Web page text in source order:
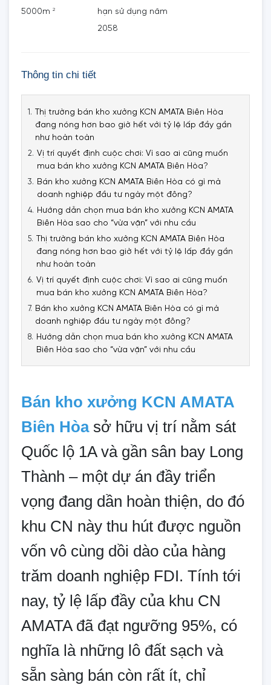
5000m 2
hạn sử dụng năm
2058
Thông tin chi tiết
Thị trường bán kho xưởng KCN AMATA Biên Hòa
đang nóng hơn bao giờ hết với tỷ lệ lấp đầy gần
như hoàn toàn
Vị trí quyết định cuộc chơi: Vì sao ai cũng muốn
mua bán kho xưởng KCN AMATA Biên Hòa?
Bán kho xưởng KCN AMATA Biên Hòa có gì mà
doanh nghiệp đầu tư ngày một đông?
Hướng dẫn chọn mua bán kho xưởng KCN AMATA
Biên Hòa sao cho “vừa vặn” với nhu cầu
Thị trường bán kho xưởng KCN AMATA Biên Hòa
đang nóng hơn bao giờ hết với tỷ lệ lấp đầy gần
như hoàn toàn
Vị trí quyết định cuộc chơi: Vì sao ai cũng muốn
mua bán kho xưởng KCN AMATA Biên Hòa?
Bán kho xưởng KCN AMATA Biên Hòa có gì mà
doanh nghiệp đầu tư ngày một đông?
Hướng dẫn chọn mua bán kho xưởng KCN AMATA
Biên Hòa sao cho “vừa vặn” với nhu cầu
Bán kho xưởng KCN AMATA
Biên Hòasở hữu vị trí nằm sát
Quốc lộ 1A và gần sân bay Long
Thành – một dự án đầy triển
vọng đang dần hoàn thiện, do đó
khu CN này thu hút được nguồn
vốn vô cùng dồi dào của hàng
trăm doanh nghiệp FDI. Tính tới
nay, tỷ lệ lấp đầy của khu CN
AMATA đã đạt ngưỡng 95%, có
nghĩa là những lô đất sạch và
sẵn sàng bán còn rất ít, chỉ